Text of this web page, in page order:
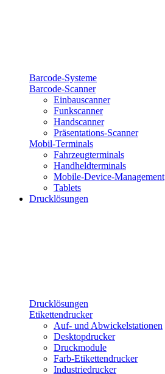
Barcode-Systeme
Barcode-Scanner
Einbauscanner
Funkscanner
Handscanner
Präsentations-Scanner
Mobil-Terminals
Fahrzeugterminals
Handheldterminals
Mobile-Device-Management
Tablets
Drucklösungen
Drucklösungen
Etikettendrucker
Auf- und Abwickelstationen
Desktopdrucker
Druckmodule
Farb-Etikettendrucker
Industriedrucker